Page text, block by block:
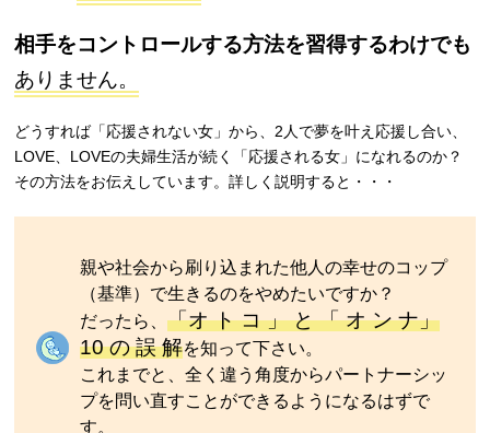
相手をコントロールする方法を習得するわけでも
ありません。
どうすれば「応援されない女」から、2人で夢を叶え応援し合い、
LOVE、LOVEの夫婦生活が続く「応援される女」になれるのか？
その方法をお伝えしています。詳しく説明すると・・・
親や社会から刷り込まれた他人の幸せのコップ
（基準）で生きるのをやめたいですか？
だったら、「オ ト コ 」 と 「 オ ン ナ」
10 の 誤 解を知って下さい。
これまでと、全く違う角度からパートナーシッ
プを問い直すことができるようになるはずで
す。